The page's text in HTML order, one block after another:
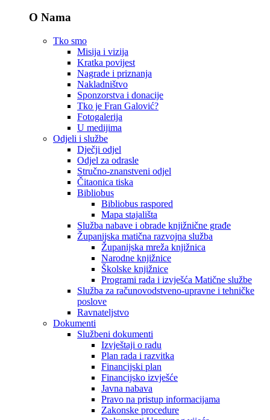
O Nama
Tko smo
Misija i vizija
Kratka povijest
Nagrade i priznanja
Nakladništvo
Sponzorstva i donacije
Tko je Fran Galović?
Fotogalerija
U medijima
Odjeli i službe
Dječji odjel
Odjel za odrasle
Stručno-znanstveni odjel
Čitaonica tiska
Bibliobus
Bibliobus raspored
Mapa stajališta
Služba nabave i obrade knjižnične građe
Županijska matična razvojna služba
Županijska mreža knjižnica
Narodne knjižnice
Školske knjižnice
Programi rada i izvješća Matične službe
Služba za računovodstveno-upravne i tehničke
poslove
Ravnateljstvo
Dokumenti
Službeni dokumenti
Izvještaji o radu
Plan rada i razvitka
Financijski plan
Financijsko izvješće
Javna nabava
Pravo na pristup informacijama
Zakonske procedure